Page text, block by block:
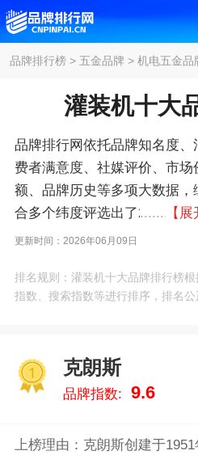
品牌排行榜> 五金品牌 > 机电五金品
灌装机十大
品牌排行网依托品牌知名度、
费者满意度、社媒评价、市场
额、品牌历史等多项大数据，
合多个纬度评选出了2026年灌
机十大品牌排行榜，其中前十
乐/TetraPak、西得乐/Sidel、
KHS、新美星/Newamstar、
隆/Grandpak 。我们致力于用
实的数据告诉您灌装机什么牌
【展
更新时间：2026年06月09日
排名规则：灌装机十大品牌排行榜
指数、搜索指数等进行排序，排名公
克朗斯
品牌指数: 9.6
上榜理由：克朗斯创建于